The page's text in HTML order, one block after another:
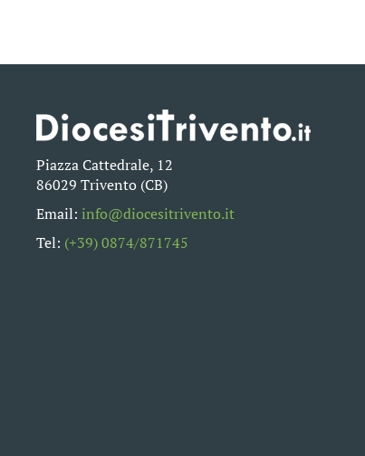
Piazza Cattedrale, 12
86029 Trivento (CB)
Email: info@diocesitrivento.it
Tel: (+39) 0874/871745